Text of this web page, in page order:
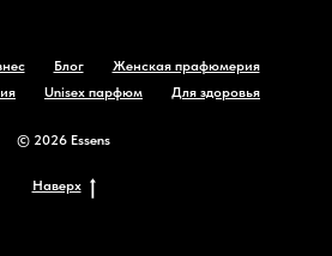
Блог
Женская прафюмерия
Unisex парфюм Для здоровья
© 2026 Essens
Наверх